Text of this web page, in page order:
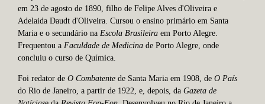
em 23 de agosto de 1890, filho de Felipe Alves d'Oliveira e
Adelaida Daudt d'Oliveira. Cursou o ensino primário em Santa
Maria e o secundário na Escola Brasileira em Porto Alegre.
Frequentou a Faculdade de Medicina de Porto Alegre, onde
concluiu o curso de Química.
Foi redator de O Combatente de Santa Maria em 1908, de O País
do Rio de Janeiro, a partir de 1922, e, depois, da Gazeta de